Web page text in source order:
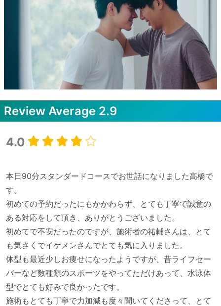
Review Average 2.9
4.0
本日90分スタンダードコースでお世話になりました高橋で
す。
初めての予約だったにもかかわらず、とても丁寧で誠意の
ある対応をして頂き、ありがとうございました。
初めてで不安だったのですが、施術者の祐輔さんは、とて
も気さくでイケメンさんでとても気に入りました。
体型も最近少しお痩せになったようですが、昔ライフセー
バーなど数種類のスポーツをやってただけあって、水泳体
型でとても好みで良かったです。
施術もとても丁寧で力加減も度々聞いてくださって、とて